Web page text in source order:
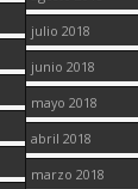
julio 2018
junio 2018
mayo 2018
abril 2018
marzo 2018